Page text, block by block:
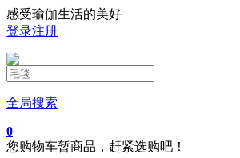
感受瑜伽生活的美好
登录注册
全局搜索
0
您购物车暂商品，赶紧选购吧！